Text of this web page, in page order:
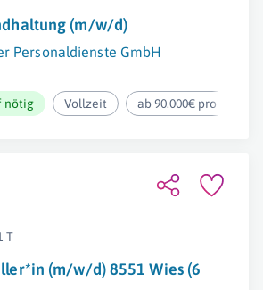
(m/w/d)
Personaldienste GmbH
nötig Vollzeit ab 90.000€ pro Jahr
T
(m/w/d) 8551 Wies (6